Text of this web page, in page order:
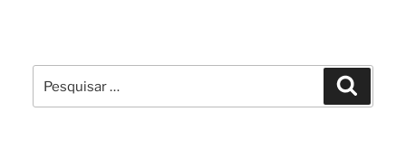
Pesquisar
por: